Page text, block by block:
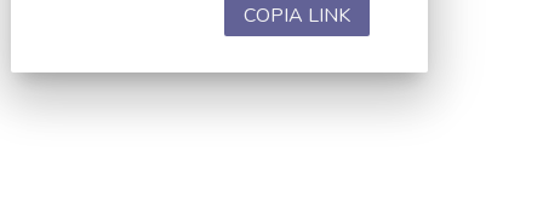
COPIA LINK